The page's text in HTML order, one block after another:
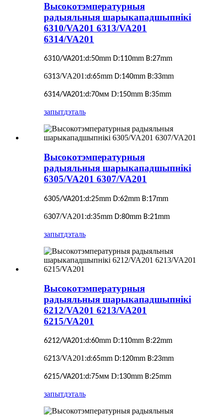
Высокотэмпературныя
радыяльныя шарыкападшыпнікі
6310/VA201 6313/VA201
6314/VA201
6310/VA201:d:50mm D:110mm B:27mm
6313/VA201 :d:65mm D:140mm B:33mm
6314/VA201:d:70мм D:150mm B:35mm
запытдэталь
Высокотэмпературныя
радыяльныя шарыкападшыпнікі
6305/VA201 6307/VA201
6305/VA201:d:25mm D:62mm B:17mm
6307/VA201 :d:35mm D:80mm B:21mm
запытдэталь
Высокотэмпературныя
радыяльныя шарыкападшыпнікі
6212/VA201 6213/VA201
6215/VA201
6212/VA201:d:60mm D:110mm B:22mm
6213/VA201 :d:65mm D:120mm B:23mm
6215/VA201:d:75мм D:130mm B:25mm
запытдэталь